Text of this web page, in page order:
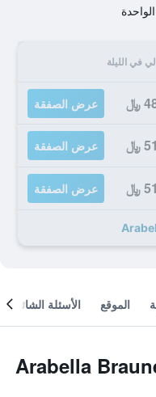
في الليلة
﷼ عرض الصفقة
﷼ عرض الصفقة
﷼ عرض الصفقة
الموقع الأسئلة الشائعة